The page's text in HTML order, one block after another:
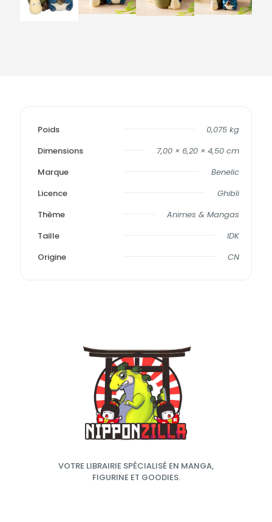
Poids
0,075 kg
Dimensions
7,00 × 6,20 × 4,50 cm
Marque
Benelic
Licence
Ghibli
Thème
Animes & Mangas
Taille
IDK
Origine
CN
VOTRE LIBRAIRIE SPÉCIALISÉ EN MANGA,
FIGURINE ET GOODIES.